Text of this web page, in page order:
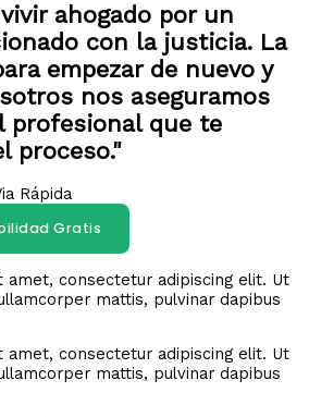
ahogado por un
con la justicia. La
empezar de nuevo y
nos aseguramos
profesional que te
proceso."
Rápida
Gratis
consectetur adipiscing elit. Ut
mattis, pulvinar dapibus
consectetur adipiscing elit. Ut
mattis, pulvinar dapibus